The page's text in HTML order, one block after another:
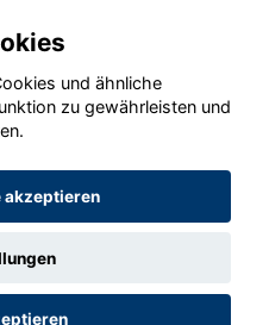
GmbH 2020 - 2026
und ähnliche
zu gewährleisten und
akzeptieren